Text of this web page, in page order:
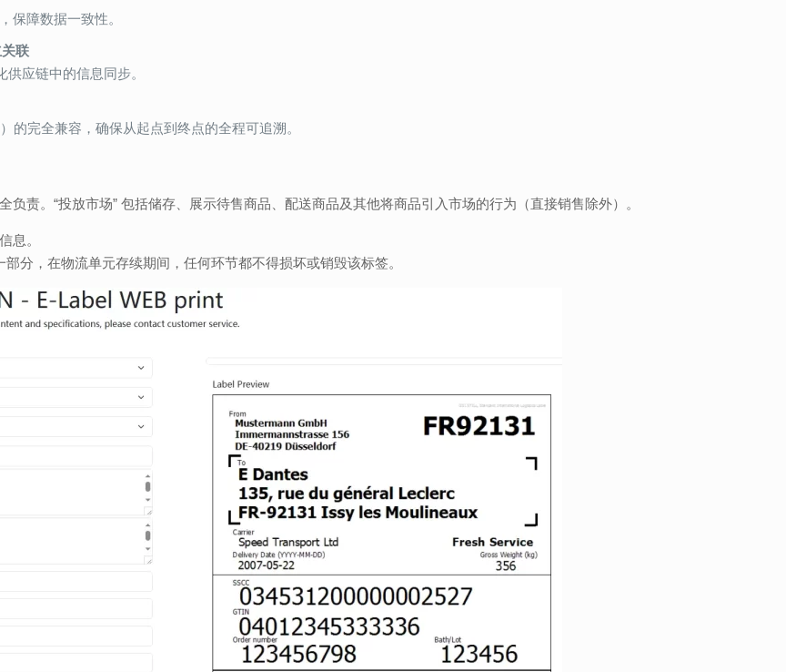
保障数据一致性。
联
应链中的信息同步。
的完全兼容，确保从起点到终点的全程可追溯。
责。“投放市场” 包括储存、展示待售商品、配送商品及其他将商品引入市场的行为（直接销售除外）。
息。
分，在物流单元存续期间，任何环节都不得损坏或销毁该标签。